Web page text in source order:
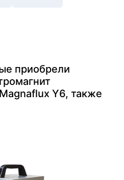
приобрели
Y6, также